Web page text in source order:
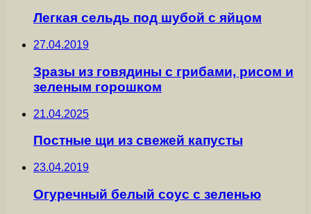
Легкая сельдь под шубой с яйцом
27.04.2019
Зразы из говядины с грибами, рисом и
зеленым горошком
21.04.2025
Постные щи из свежей капусты
23.04.2019
Огуречный белый соус с зеленью